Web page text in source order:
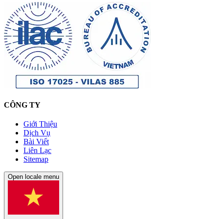
CÔNG TY
Giới Thiệu
Dịch Vụ
Bài Viết
Liên Lạc
Sitemap
Open locale menu